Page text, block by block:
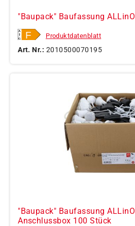
"Baupack" Baufassung
Produktdatenblatt
Art. Nr.: 2010500070195
"Baupack" Baufassung
Anschlussbox 100 Stück